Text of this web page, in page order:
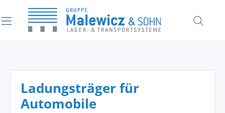
springen
Ladungsträger für
Automobile